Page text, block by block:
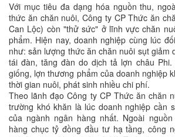
Với mục tiêu đa dạng hóa nguồn thu,
thức ăn chăn nuôi, Công ty CP Thức ăn
Can Lộc) còn "thử sức" ở lĩnh vực chăn
phẩm. Hiện nay, doanh nghiệp cùng lúc
như: sản lượng thức ăn chăn nuôi sụt giảm
tái đàn, tăng đàn do dịch tả lợn châu
giống, lợn thương phẩm của doanh nghiệp
thời gian nuôi, phát sinh nhiều chi phí.
Theo lãnh đạo Công ty CP Thức ăn chăn
trường khó khăn là lúc doanh nghiệp cần
của ngành ngân hàng nhất. Ngoài
hàng chục tỷ đồng đầu tư hạ tầng, công